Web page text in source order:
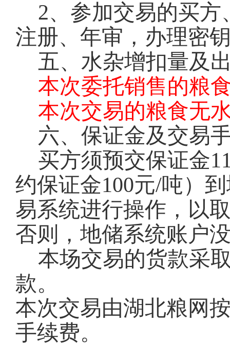
2、参加交易的买
注册、年审，办理密
五、水杂增扣量及
本次委托销售的粮
本次交易的粮食无
六、保证金及交易
买方须预交保证金
约保证金100元/吨）
易系统进行操作，以
否则，地储系统账户
本场交易的货款采
款。
本次交易由湖北粮网
手续费。